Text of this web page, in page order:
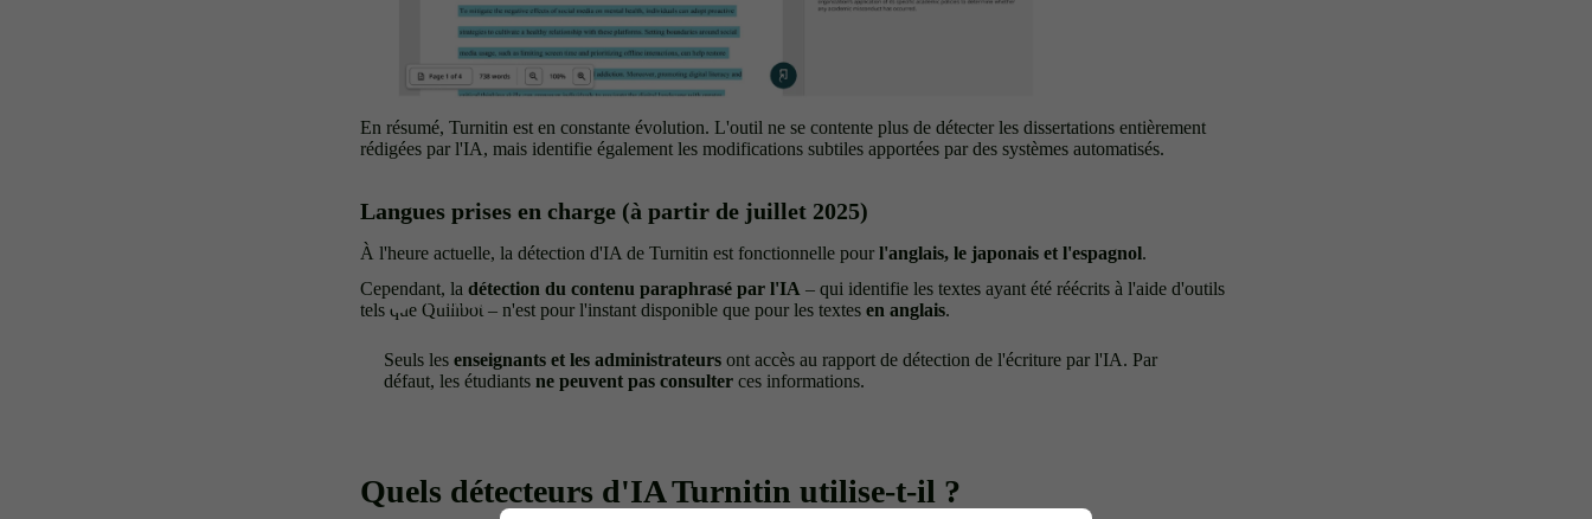
En résumé, Turnitin est en constante évolution. L'outil ne se contente plus de détecter les dissertations entièrement
rédigées par l'IA, mais identifie également les modifications subtiles apportées par des systèmes automatisés.
Langues prises en charge (à partir de juillet 2025)
À l'heure actuelle, la détection d'IA de Turnitin est fonctionnelle pour l'anglais, le japonais et l'espagnol.
Cependant, la détection du contenu paraphrasé par l'IA – qui identifie les textes ayant été réécrits à l'aide d'outils
tels que Quillbot – n'est pour l'instant disponible que pour les textes en anglais.
Seuls les enseignants et les administrateurs ont accès au rapport de détection de l'écriture par l'IA. Par
défaut, les étudiants ne peuvent pas consulter ces informations.
Quels détecteurs d'IA Turnitin utilise-t-il ?